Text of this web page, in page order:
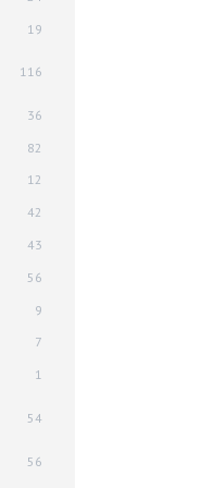
19
116
36
82
12
42
43
56
9
7
1
54
56